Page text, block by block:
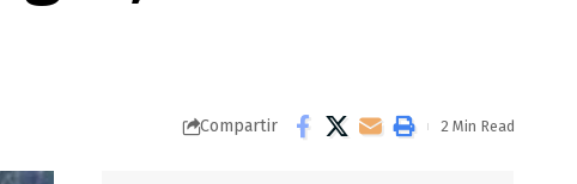
Compartir 2 Min Read